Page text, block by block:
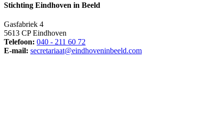
Stichting Eindhoven in Beeld
Gasfabriek 4
5613 CP Eindhoven
Telefoon: 040 - 211 60 72
E-mail: secretariaat@eindhoveninbeeld.com